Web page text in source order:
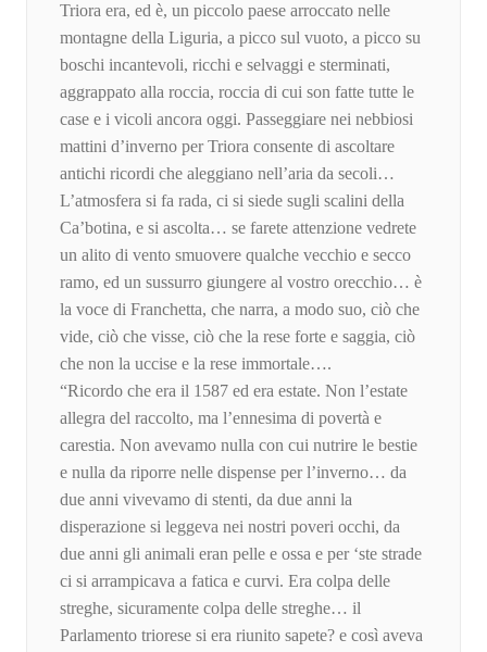
Triora era, ed è, un piccolo paese arroccato nelle
montagne della Liguria, a picco sul vuoto, a picco su
boschi incantevoli, ricchi e selvaggi e sterminati,
aggrappato alla roccia, roccia di cui son fatte tutte le
case e i vicoli ancora oggi. Passeggiare nei nebbiosi
mattini d’inverno per Triora consente di ascoltare
antichi ricordi che aleggiano nell’aria da secoli…
L’atmosfera si fa rada, ci si siede sugli scalini della
Ca’botina, e si ascolta… se farete attenzione vedrete
un alito di vento smuovere qualche vecchio e secco
ramo, ed un sussurro giungere al vostro orecchio… è
la voce di Franchetta, che narra, a modo suo, ciò che
vide, ciò che visse, ciò che la rese forte e saggia, ciò
che non la uccise e la rese immortale….
“Ricordo che era il 1587 ed era estate. Non l’estate
allegra del raccolto, ma l’ennesima di povertà e
carestia. Non avevamo nulla con cui nutrire le bestie
e nulla da riporre nelle dispense per l’inverno… da
due anni vivevamo di stenti, da due anni la
disperazione si leggeva nei nostri poveri occhi, da
due anni gli animali eran pelle e ossa e per ‘ste strade
ci si arrampicava a fatica e curvi. Era colpa delle
streghe, sicuramente colpa delle streghe… il
Parlamento triorese si era riunito sapete? e così aveva